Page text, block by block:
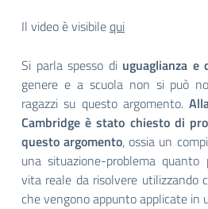
Il video è visibilequi
Si parla spesso di uguaglianza e
genere e a scuola non si può
ragazzi su questo argomento.
Cambridge è stato chiesto di
questo argomento, ossia un
una situazione-problema
vita reale da risolvere utilizzando
che vengono appunto applicate in